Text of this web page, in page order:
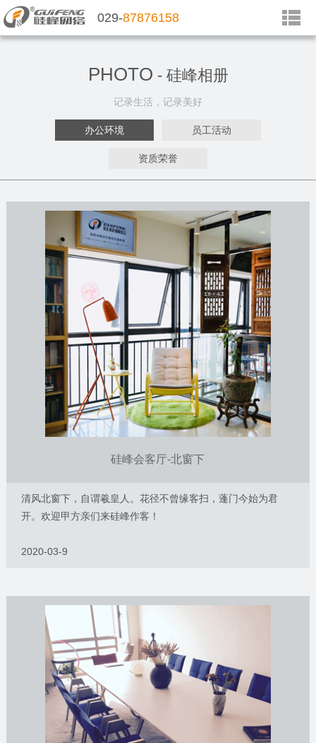
029-87876158
PHOTO - 硅峰相册
记录生活，记录美好
办公环境 员工活动
资质荣誉
硅峰会客厅-北窗下
清风北窗下，自谓羲皇人。花径不曾缘客扫，蓬门今始为君
开。欢迎甲方亲们来硅峰作客！
2020-03-9